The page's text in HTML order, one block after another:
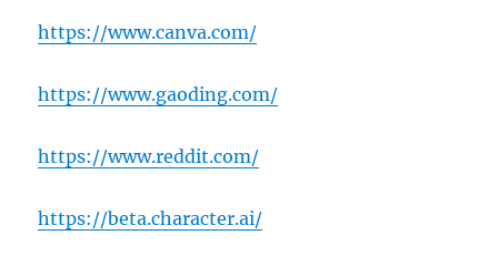
https://www.canva.com/
https://www.gaoding.com/
https://www.reddit.com/
https://beta.character.ai/